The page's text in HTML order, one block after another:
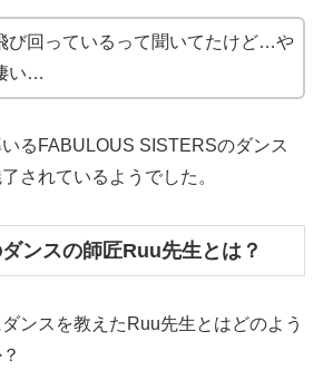
び回っているって聞いてたけど…や
い…
るFABULOUS SISTERSのダンス
されているようでした。
ンスの師匠Ruu先生とは？
ンスを教えたRuu先生とはどのよう